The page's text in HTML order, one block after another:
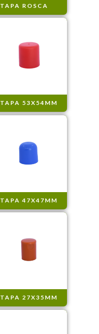
TAPA ROSCA
TAPA 53X54MM
TAPA 47X47MM
TAPA 27X35MM